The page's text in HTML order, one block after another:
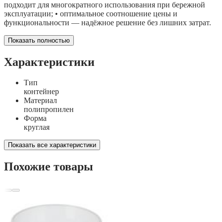
подходит для многократного использования при бережной
эксплуатации; • оптимальное соотношение цены и
функциональности — надёжное решение без лишних затрат.
Показать полностью
Характеристики
Тип
контейнер
Материал
полипропилен
Форма
круглая
Показать все характеристики
Похожие товары